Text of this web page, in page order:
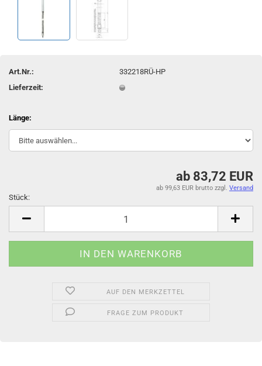
Art.Nr.:
332218RÜ-HP
Lieferzeit:
Länge:
ab 83,72 EUR
ab 99,63 EUR brutto zzgl. Versand
Stück:
AUF DEN MERKZETTEL
FRAGE ZUM PRODUKT